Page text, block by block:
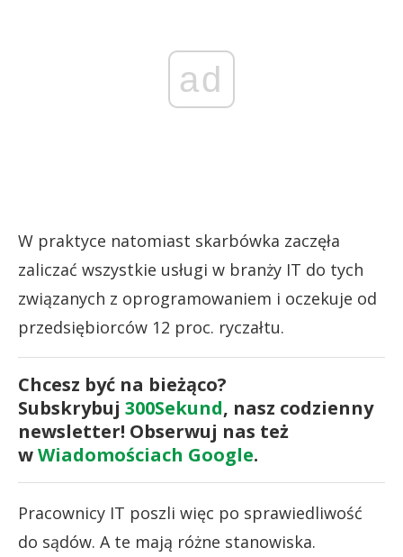
ad
W praktyce natomiast skarbówka zaczęła
zaliczać wszystkie usługi w branży IT do tych
związanych z oprogramowaniem i oczekuje od
przedsiębiorców 12 proc. ryczałtu.
Chcesz być na bieżąco?
Subskrybuj 300Sekund, nasz codzienny
newsletter! Obserwuj nas też
wWiadomościach Google.
Pracownicy IT poszli więc po sprawiedliwość
do sądów. A te mają różne stanowiska.